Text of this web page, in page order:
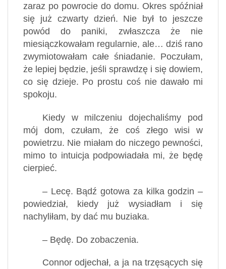
zaraz po powrocie do domu. Okres spóźniał
się już czwarty dzień. Nie był to jeszcze
powód do paniki, zwłaszcza że nie
miesiączkowałam regularnie, ale… dziś rano
zwymiotowałam całe śniadanie. Poczułam,
że lepiej będzie, jeśli sprawdzę i się dowiem,
co się dzieje. Po prostu coś nie dawało mi
spokoju.
Kiedy w milczeniu dojechaliśmy pod
mój dom, czułam, że coś złego wisi w
powietrzu. Nie miałam do niczego pewności,
mimo to intuicja podpowiadała mi, że będę
cierpieć.
– Lecę. Bądź gotowa za kilka godzin –
powiedział, kiedy już wysiadłam i się
nachyliłam, by dać mu buziaka.
– Będę. Do zobaczenia.
Connor odjechał, a ja na trzęsących się